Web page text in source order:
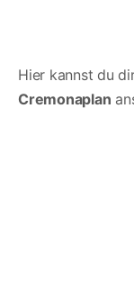
Hier kannst du
Cremonaplan